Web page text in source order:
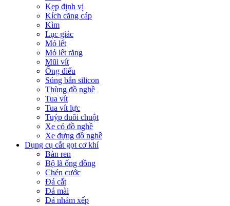
Kẹp định vị
Kích căng cáp
Kìm
Lục giác
Mỏ lết
Mỏ lết răng
Mũi vít
Ống điếu
Súng bắn silicon
Thùng đồ nghề
Tua vít
Tua vít lực
Tuýp đuôi chuột
Xe có đồ nghề
Xe đựng đồ nghề
Dụng cụ cắt gọt cơ khí
Bàn ren
Bộ lã ống đồng
Chén cước
Đá cắt
Đá mài
Đá nhám xếp